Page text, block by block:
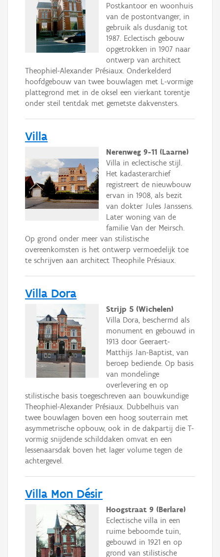
Postkantoor en woonhuis
van de postontvanger, in
gebruik als dusdanig tot
1987. Eclectisch gebouw
opgetrokken in 1907 naar
ontwerp van architect
Theophiel-Alexander Présiaux. Onderkelderd
hoofdgebouw van twee bouwlagen met L-vormige
plattegrond met in de oksel een vierkant torentje
onder steil tentdak met gemetste dakvensters.
Villa
Nerenweg 9-11 (Laarne)
Villa in eclectische stijl.
Het kadasterarchief
registreert de nieuwbouw
ervan in 1908, als bezit
van dokter Jules Janssens.
Later woning van de
familie Van der Meirsch.
Op grond onder meer van stilistische
overeenkomsten is het ontwerp vermoedelijk toe
te schrijven aan architect Theophile Présiaux.
Villa Dora
Strijp 5 (Wichelen)
Villa Dora, beschermd als
monument en gebouwd in
1913 door Geeraert-
Matthijs Jan-Baptist, van
beroep bediende. Op basis
van mondelinge
overlevering en op
stilistische basis toegeschreven aan bouwkundige
Theophiel-Alexander Présiaux. Dubbelhuis van
twee bouwlagen boven een hoog souterrain met
asymmetrische opbouw, ook in de dakpartij die T-
vormig snijdende schilddaken omvat en een
lessenaarsdak boven het lager volume tegen de
achtergevel.
Villa Mon Désir
Hoogstraat 9 (Berlare)
Eclectische villa in een
ruime beboomde tuin,
gebouwd in 1921 en op
grond van stilistische